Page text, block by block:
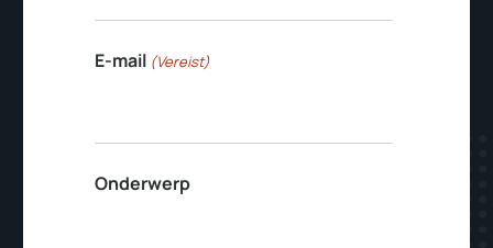
E-mail (Vereist)
Onderwerp